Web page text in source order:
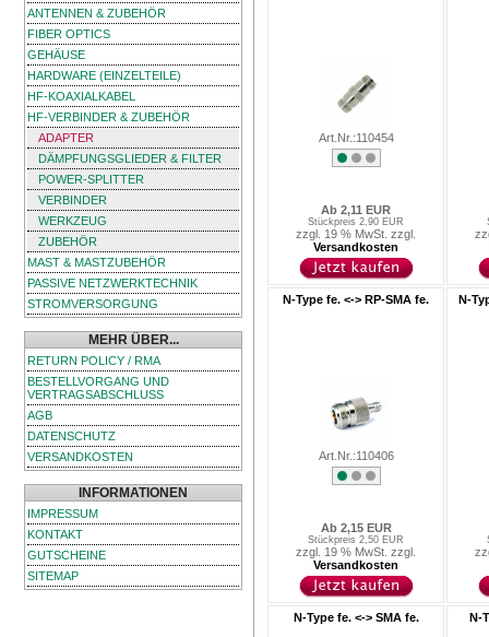
ANTENNEN & ZUBEHÖR
FIBER OPTICS
GEHÄUSE
HARDWARE (EINZELTEILE)
HF-KOAXIALKABEL
HF-VERBINDER & ZUBEHÖR
ADAPTER
DÄMPFUNGSGLIEDER & FILTER
POWER-SPLITTER
VERBINDER
WERKZEUG
ZUBEHÖR
MAST & MASTZUBEHÖR
PASSIVE NETZWERKTECHNIK
STROMVERSORGUNG
MEHR ÜBER...
RETURN POLICY / RMA
BESTELLVORGANG UND
VERTRAGSABSCHLUSS
AGB
DATENSCHUTZ
VERSANDKOSTEN
INFORMATIONEN
IMPRESSUM
KONTAKT
GUTSCHEINE
SITEMAP
Art.Nr.:110454
Ab 2,11 EUR
Stückpreis 2,90 EUR
zzgl. 19 % MwSt. zzgl.
Versandkosten
N-Type fe. <-> RP-SMA fe.
Art.Nr.:110406
Ab 2,15 EUR
Stückpreis 2,50 EUR
zzgl. 19 % MwSt. zzgl.
Versandkosten
N-
N-Type fe. <-> SMA fe. N-